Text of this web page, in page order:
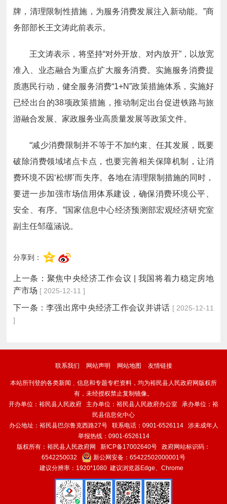
牌，清理限制性措施，为服务消费发展注入新动能。”商
务部部长王文涛此前表示。
王文涛表示，将坚持“对外开放、对内放开”，以放宽
准入、业态融合为重点扩大服务消费。实施服务消费提
质惠民行动，健全服务消费“1+N”政策措施体系，实施好
已经出台的38项政策措施，推动制定出台促进铁路与旅
游融合发展、家政服务业高质量发展等政策文件。
“减少消费限制并不等于不加约束、任其发展，既要
破除消费领域堵点卡点，也要完善相关保障机制，让消
费环境不因‘松绑’而失序。各地在清理限制措施的同时，
要进一步加强市场信用体系建设，确保消费环境公平、
安全、有序。”国家信息中心经济预测部宏观经济研究室
副主任邹蕴涵说。
分享到：
上一条： 聚焦中央经济工作会议 | 我国将着力稳定房地
产市场 [ 2025-12-11 ]
下一条：李强出席中央经济工作会议并讲话 [ 2025-12-11
]
联系我们 网站声明 网站地图 友情链接
本站所刊登的各类新闻﹑信息和专题专栏资料，均为裕民县人民政府网版权所
有，未经授权禁止复制镜像。
开办单位：裕民县人民政府 主办单位：裕民县人民政府办公室 承办单位：裕
民县信息化中心
办公地址：裕民县巴尔鲁克西路27号 联系电话：0901-6526114 涉未成年人
举报热线：0901-6526114
版权所有：裕民县人民政府网 新ICP备17002640号 政府网站标识码：
6542250032
新公网安备： 65422502000001号
建议分辨率：1920*1080 建议浏览器Edge、Chrome